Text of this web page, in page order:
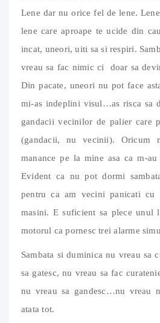
Lene dar nu orice fel de lene.
lene care aproape te ucide din
incat, uneori, uiti sa si respiri.
vreau sa fac nimic ci doar sa
Din pacate, uneori nu pot face
mi-as indeplini visul…as risca sa
gandacii vecinilor de palier care
(gandacii, nu vecinii). Oricum
manance pe la mine asa ca m-
Evident ca nu pot dormi
pentru ca am vecini panicati cu
masini. E suficient sa plece unul
motorul ca pornesc trei alarme
Sambata si duminica nu vreau sa
sa gatesc, nu vreau sa fac
nu vreau sa gandesc…nu vreau
atata tot.